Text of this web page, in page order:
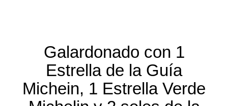
Galardonado con 1
Estrella de la Guía
Michein, 1 Estrella Verde